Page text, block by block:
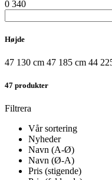
0 340
Højde
47 130 cm 47 185 cm 44
47 produkter
Filtrera
Vår sortering
Nyheder
Navn (A-Ø)
Navn (Ø-A)
Pris (stigende)